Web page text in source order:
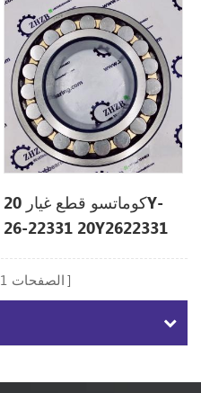
كوماتسو قطع غيار 20Y-
26-22331 20Y2622331
1 الصفحات